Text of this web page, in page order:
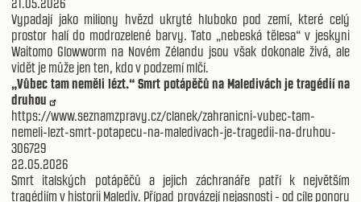
21.05.2026
Vypadají jako miliony hvězd ukryté hluboko pod zemí, které celý
prostor halí do modrozelené barvy. Tato „nebeská tělesa“ v jeskyni
Waitomo Glowworm na Novém Zélandu jsou však dokonale živá, ale
vidět je může jen ten, kdo v podzemí mlčí.
„Vůbec tam neměli lézt.“ Smrt potápěčů na Maledivách je tragédií na
druhou
https://www.seznamzpravy.cz/clanek/zahranicni-vubec-tam-
nemeli-lezt-smrt-potapecu-na-maledivach-je-tragedii-na-druhou-
306729
22.05.2026
Smrt italských potápěčů a jejich záchranáře patří k největším
tragédiím v historii Malediv. Případ provázejí nejasnosti - od cíle ponoru